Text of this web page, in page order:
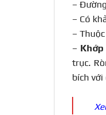
–
– Có
–
–
trục.
bích với